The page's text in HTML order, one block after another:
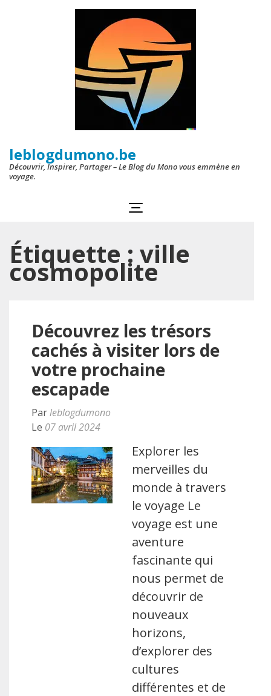
leblogdumono.be
Découvrir, Inspirer, Partager – Le Blog du Mono vous emmène en
voyage.
Étiquette : ville
cosmopolite
Découvrez les trésors
cachés à visiter lors de
votre prochaine
escapade
Parleblogdumono
Le 07 avril 2024
Explorer les
merveilles du
monde à travers
le voyage Le
voyage est une
aventure
fascinante qui
nous permet de
découvrir de
nouveaux
horizons,
d’explorer des
cultures
différentes et de